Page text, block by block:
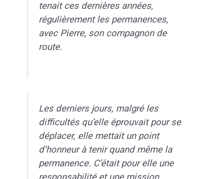
tenait ces dernières années,
régulièrement les permanences,
avec Pierre, son compagnon de
route.
Les derniers jours, malgré les
difficultés qu’elle éprouvait pour se
déplacer, elle mettait un point
d’honneur à tenir quand même la
permanence. C’était pour elle une